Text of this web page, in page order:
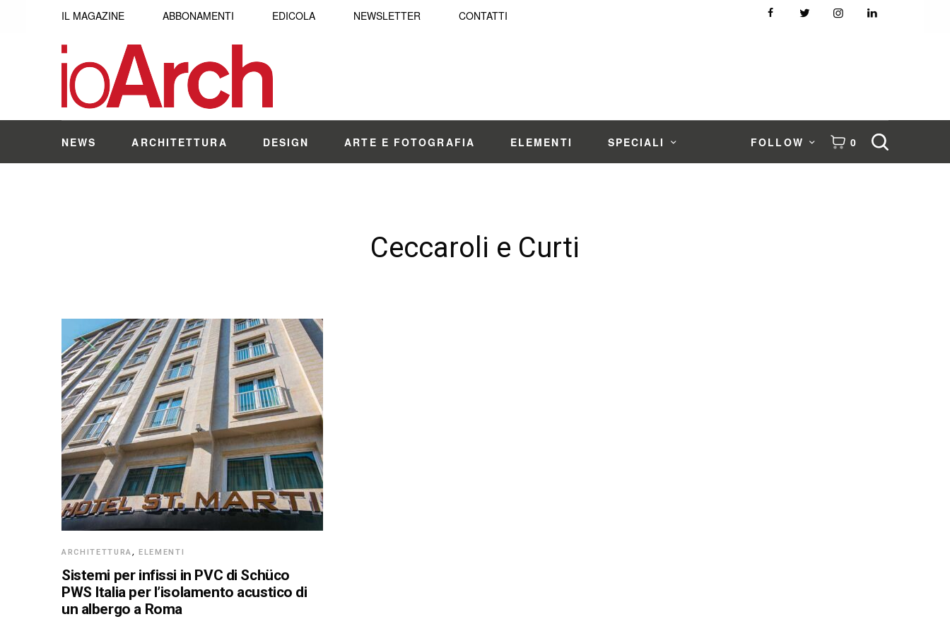
IL MAGAZINE ABBONAMENTI EDICOLA NEWSLETTER CONTATTI
NEWS ARCHITETTURA DESIGN ARTE E FOTOGRAFIA ELEMENTI SPECIALI FOLLOW 0
Ceccaroli e Curti
ARCHITETTURA,ELEMENTI
Sistemi per infissi in PVC di Schüco
PWS Italia per l’isolamento acustico di
un albergo a Roma